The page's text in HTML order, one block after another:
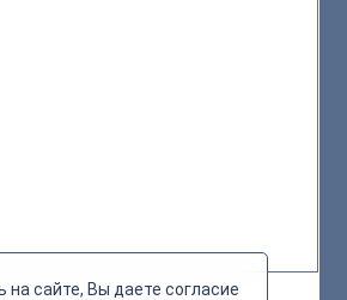
на сайте, Вы даете согласие